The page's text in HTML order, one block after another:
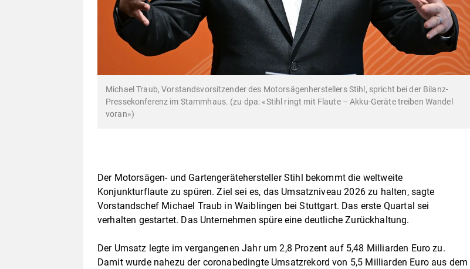
Michael Traub, Vorstandsvorsitzender des Motorsägenherstellers Stihl, spricht bei der Bilanz-
Pressekonferenz im Stammhaus. (zu dpa: «Stihl ringt mit Flaute – Akku-Geräte treiben Wandel
voran»)
Der Motorsägen- und Gartengerätehersteller Stihl bekommt die weltweite
Konjunkturflaute zu spüren. Ziel sei es, das Umsatzniveau 2026 zu halten, sagte
Vorstandschef Michael Traub in Waiblingen bei Stuttgart. Das erste Quartal sei
verhalten gestartet. Das Unternehmen spüre eine deutliche Zurückhaltung.
Der Umsatz legte im vergangenen Jahr um 2,8 Prozent auf 5,48 Milliarden Euro zu.
Damit wurde nahezu der coronabedingte Umsatzrekord von 5,5 Milliarden Euro aus dem